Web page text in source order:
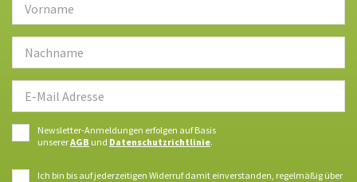
Newsletter-Anmeldungen erfolgen auf Basis
unsererAGB und Datenschutzrichtlinie.
Ich bin bis auf jederzeitigen Widerruf damit einverstanden, regelmäßig über